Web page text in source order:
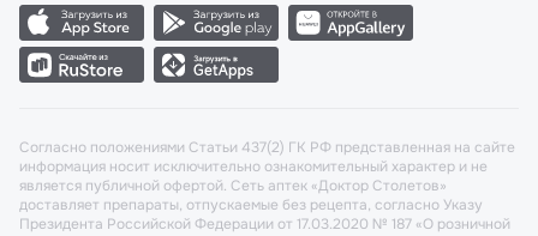
Согласно положениями Статьи 437(2) ГК РФ представленная на сайте
информация носит исключительно ознакомительный характер и не
является публичной офертой. Сеть аптек «Доктор Столетов»
доставляет препараты, отпускаемые без рецепта, согласно Указу
Президента Российской Федерации от 17.03.2020 № 187 «О розничной